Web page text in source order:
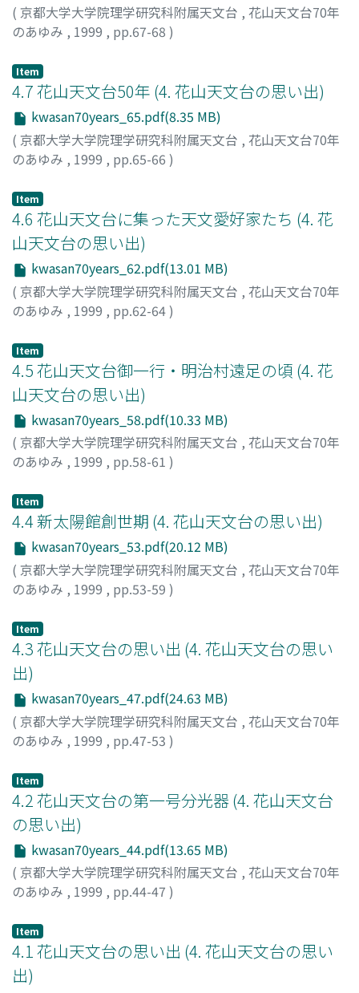
( 京都大学大学院理学研究科附属天文台 , 花山天文台70年
のあゆみ , 1999 , pp.67-68 )
Item
4.7 花山天文台50年 (4. 花山天文台の思い出)
kwasan70years_65.pdf(8.35 MB)
( 京都大学大学院理学研究科附属天文台 , 花山天文台70年
のあゆみ , 1999 , pp.65-66 )
Item
4.6 花山天文台に集った天文愛好家たち (4. 花
山天文台の思い出)
kwasan70years_62.pdf(13.01 MB)
( 京都大学大学院理学研究科附属天文台 , 花山天文台70年
のあゆみ , 1999 , pp.62-64)
Item
4.5 花山天文台御一行・明治村遠足の頃 (4. 花
山天文台の思い出)
kwasan70years_58.pdf(10.33 MB)
( 京都大学大学院理学研究科附属天文台 , 花山天文台70年
のあゆみ , 1999 , pp.58-61 )
Item
4.4 新太陽館創世期 (4. 花山天文台の思い出)
kwasan70years_53.pdf(20.12 MB)
( 京都大学大学院理学研究科附属天文台 , 花山天文台70年
のあゆみ , 1999 , pp.53-59 )
Item
4.3 花山天文台の思い出 (4. 花山天文台の思い
出)
kwasan70years_47.pdf(24.63 MB)
( 京都大学大学院理学研究科附属天文台 , 花山天文台70年
のあゆみ , 1999 , pp.47-53 )
Item
4.2 花山天文台の第一号分光器 (4. 花山天文台
の思い出)
kwasan70years_44.pdf(13.65 MB)
( 京都大学大学院理学研究科附属天文台 , 花山天文台70年
のあゆみ , 1999 , pp.44-47 )
Item
4.1 花山天文台の思い出 (4. 花山天文台の思い
出)